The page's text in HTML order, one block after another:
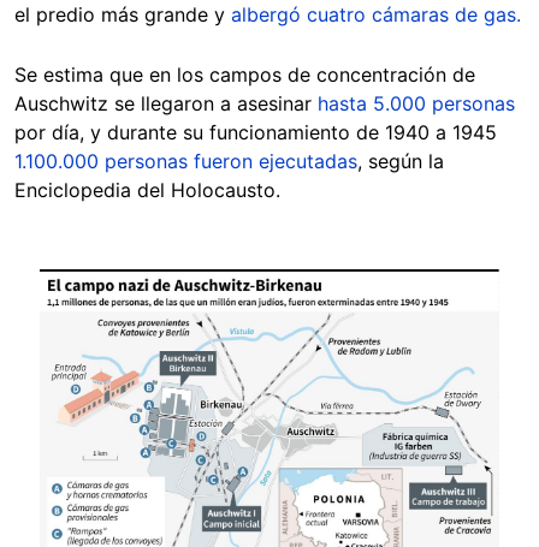
el predio más grande y albergó cuatro cámaras de gas.
Se estima que en los campos de concentración de
Auschwitz se llegaron a asesinar hasta 5.000 personas
por día, y durante su funcionamiento de 1940 a 1945
1.100.000 personas fueron ejecutadas, según la
Enciclopedia del Holocausto.
Image